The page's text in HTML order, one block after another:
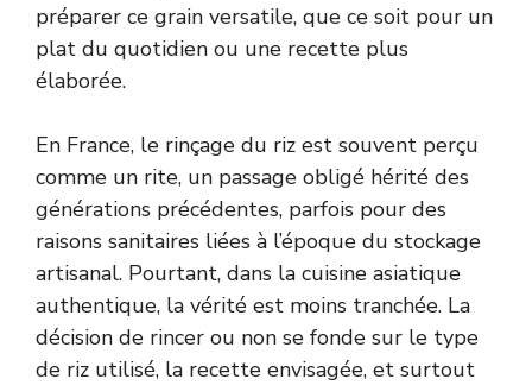
préparer ce grain versatile, que ce soit pour un
plat du quotidien ou une recette plus
élaborée.
En France, le rinçage du riz est souvent perçu
comme un rite, un passage obligé hérité des
générations précédentes, parfois pour des
raisons sanitaires liées à l’époque du stockage
artisanal. Pourtant, dans la cuisine asiatique
authentique, la vérité est moins tranchée. La
décision de rincer ou non se fonde sur le type
de riz utilisé, la recette envisagée, et surtout